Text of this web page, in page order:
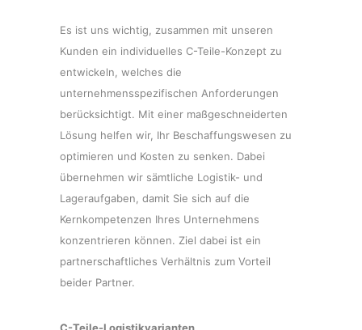
Es ist uns wichtig, zusammen mit unseren
Kunden ein individuelles C-Teile-Konzept zu
entwickeln, welches die
unternehmensspezifischen Anforderungen
berücksichtigt. Mit einer maßgeschneiderten
Lösung helfen wir, Ihr Beschaffungswesen zu
optimieren und Kosten zu senken. Dabei
übernehmen wir sämtliche Logistik- und
Lageraufgaben, damit Sie sich auf die
Kernkompetenzen Ihres Unternehmens
konzentrieren können. Ziel dabei ist ein
partnerschaftliches Verhältnis zum Vorteil
beider Partner.